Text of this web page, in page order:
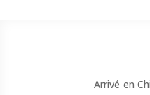
Arrivé en